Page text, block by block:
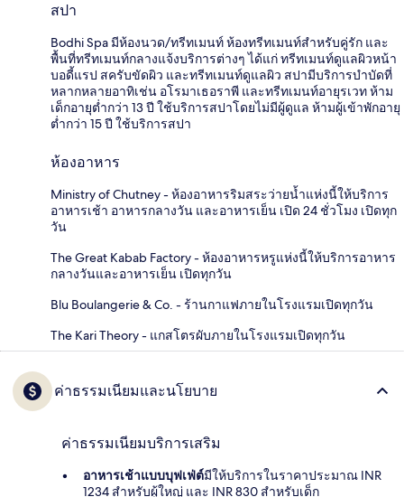
สปา
Bodhi Spa มีห้องนวด/ทรีทเมนท์ ห้องทรีทเมนท์สำหรับคู่รัก และ
พื้นที่ทรีทเมนท์กลางแจ้งบริการต่างๆ ได้แก่ ทรีทเมนท์ดูแลผิวหน้า
บอดี้แรป สครับขัดผิว และทรีทเมนท์ดูแลผิว สปามีบริการบำบัดที่
หลากหลายอาทิเช่น อโรมาเธอราพี และทรีทเมนท์อายุรเวท ห้าม
เด็กอายุต่ำกว่า 13 ปี ใช้บริการสปาโดยไม่มีผู้ดูแล ห้ามผู้เข้าพักอายุ
ต่ำกว่า 15 ปี ใช้บริการสปา
ห้องอาหาร
Ministry of Chutney - ห้องอาหารริมสระว่ายน้ำแห่งนี้ให้บริการ
อาหารเช้า อาหารกลางวัน และอาหารเย็น เปิด 24 ชั่วโมง เปิดทุก
วัน
The Great Kabab Factory - ห้องอาหารหรูแห่งนี้ให้บริการอาหาร
กลางวันและอาหารเย็น เปิดทุกวัน
Blu Boulangerie & Co. - ร้านกาแฟภายในโรงแรมเปิดทุกวัน
The Kari Theory - แกสโตรผับภายในโรงแรมเปิดทุกวัน
ค่าธรรมเนียมและนโยบาย
ค่าธรรมเนียมบริการเสริม
อาหารเช้าแบบบุฟเฟ่ต์มีให้บริการในราคาประมาณ INR
1234 สำหรับผู้ใหญ่ และ INR 830 สำหรับเด็ก